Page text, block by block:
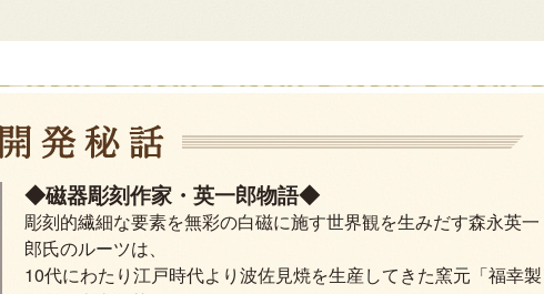
◆磁器彫刻作家・英一郎物語◆
彫刻的繊細な要素を無彩の白磁に施す世界観を生みだす森永英一
郎氏のルーツは、
10代にわたり江戸時代より波佐見焼を生産してきた窯元「福幸製